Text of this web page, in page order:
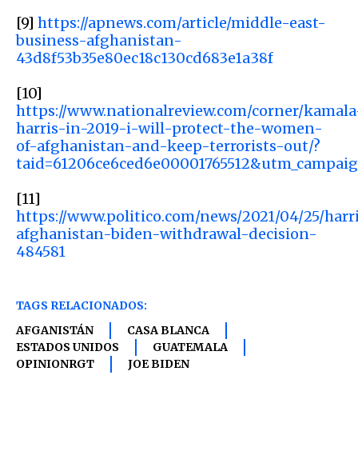
[9] https://apnews.com/article/middle-east-
business-afghanistan-
43d8f53b35e80ec18c130cd683e1a38f
[10]
https://www.nationalreview.com/corner/
harris-in-2019-i-will-protect-the-women-
of-afghanistan-and-keep-terrorists-out/?
[11]
https://www.politico.com/news/2021/04/25/
afghanistan-biden-withdrawal-decision-
484581
TAGS RELACIONADOS:
AFGANISTÁN
CASA BLANCA
ESTADOS UNIDOS
GUATEMALA
OPINIONRGT
JOE BIDEN